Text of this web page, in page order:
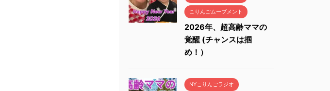
こりんごムーブメント
2026年、超高齢ママの
覚醒 (チャンスは掴
め！）
NYこりんごラジオ